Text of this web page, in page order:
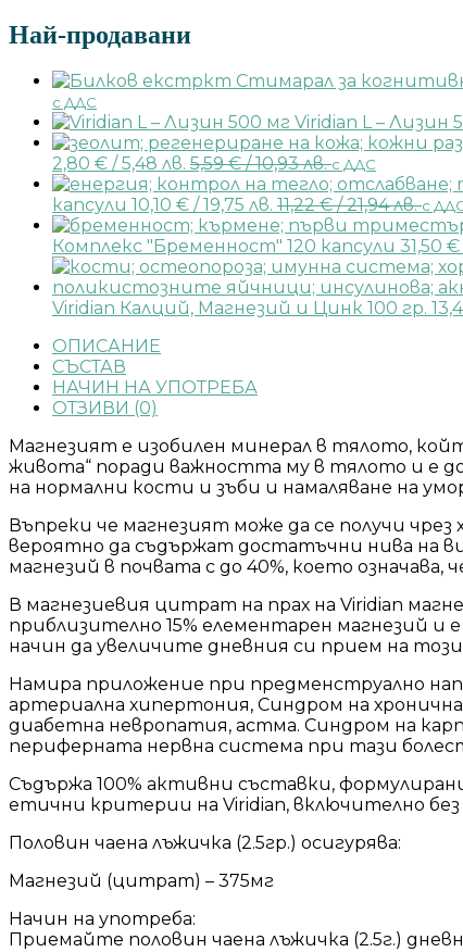
Най-продавани
с ДДС
Viridian L – Лизин
2,80 € / 5,48 лв. 5,59€/ 10,93 лв.с ДДС
капсули 10,10 € / 19,75 лв. 11,22€/ 21,94 лв.с
Комплекс "Бременност" 120 капсули 31,50 €
Viridian Калций, Магнезий и Цинк 100 гр.
ОПИСАНИЕ
СЪСТАВ
НАЧИН НА УПОТРЕБА
ОТЗИВИ (0)
Магнезият е изобилен минерал в тялото,
живота“ поради важността му в тялото и е
на нормални кости и зъби и намаляване на
Въпреки че магнезият може да се получи
вероятно да съдържат достатъчни нива на
магнезий в почвата с до 40%, което
В магнезиевия цитрат на прах на Viridian
приблизително 15% елементарен магнезий и
начин да увеличите дневния си прием на
Намира приложение при предменструално
артериална хипертония, Синдром на
диабетна невропатия, астма. Cиндром на
периферната нервна система при тази
Съдържа 100% активни съставки,
етични критерии на Viridian, включително
Половин чаена лъжичка (2.5гр.) осигурява:
Магнезий (цитрат) – 375мг
Начин на употреба:
Приемайте половин чаена лъжичка (2.5г.)